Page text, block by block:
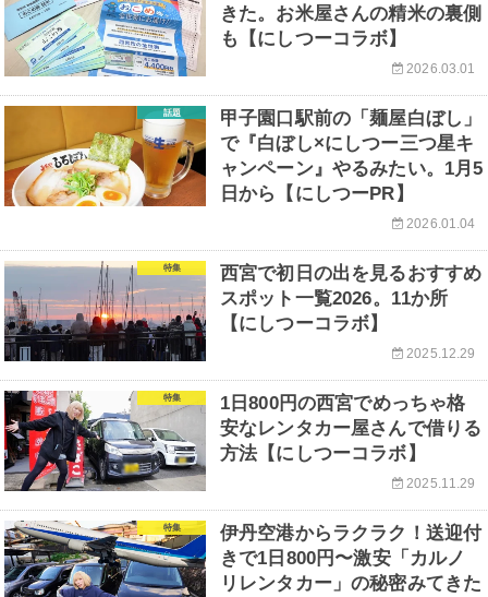
きた。お米屋さんの精米の裏側
も【にしつーコラボ】
2026.03.01
話題
甲子園口駅前の「麺屋白ぼし」
で『白ぼし×にしつー三つ星キ
ャンペーン』やるみたい。1月5
日から【にしつーPR】
2026.01.04
特集
西宮で初日の出を見るおすすめ
スポット一覧2026。11か所
【にしつーコラボ】
2025.12.29
特集
1日800円の西宮でめっちゃ格
安なレンタカー屋さんで借りる
方法【にしつーコラボ】
2025.11.29
特集
伊丹空港からラクラク！送迎付
きで1日800円〜激安「カルノ
リレンタカー」の秘密みてきた